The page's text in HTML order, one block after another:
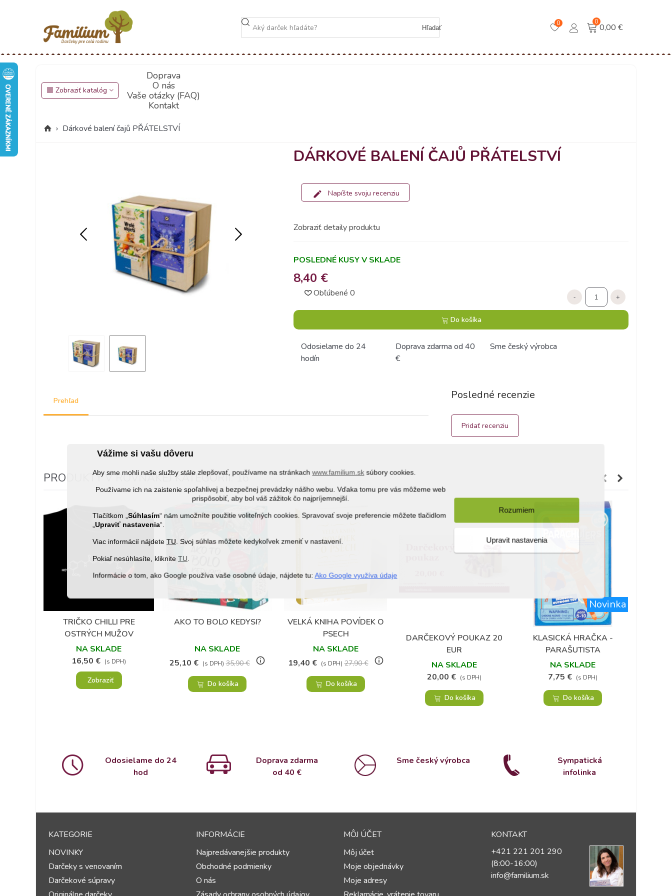
Vážime si vašu dôveru
Aby sme mohli naše služby stále zlepšovať, používame na stránkachwww.familium.sk súbory cookies.
Používame ich na zaistenie spoľahlivej a bezpečnej prevádzky nášho webu. Vďaka tomu pre vás môžeme web
prispôsobiť, aby bol váš zážitok čo najpríjemnejší.
Tlačítkom „Súhlasím“ nám umožníte použitie voliteľných cookies. Spravovať svoje preferencie môžete tlačidlom
„Upraviť nastavenia“.
Viac informácií nájdete TU . Svoj súhlas môžete kedykoľvek zmeniť v nastavení.
Pokiaľ nesúhlasíte, klikniteTU
Informácie o tom, ako Google používa vaše osobné údaje, nájdete tu: Ako Google využíva údaje
Rozumiem
Upravit nastavenia
Hľadať
0 0
0,00 €
Zobraziť katalóg
Doprava
O nás
Vaše otázky (FAQ)
Kontakt
› Dárkové balení čajů PŘÁTELSTVÍ
DÁRKOVÉ BALENÍ ČAJŮ PŘÁTELSTVÍ
Napíšte svoju recenziu
Zobraziť detaily produktu
POSLEDNÉ KUSY V SKLADE
8,40 €
Obľúbené 0 - +
Do košíka
Odosielame do 24
hodín
Doprava zdarma od 40
€
Sme český výrobca
Prehľad Posledné recenzie
Pridať recenziu
PRODUKTY V ROVNAKEJ KATEGÓRII: 16
Obľúbené
TRIČKO CHILLI PRE
OSTRÝCH MUŽOV
NA SKLADE
16,50 € (s DPH)
Zobraziť
Obľúbené
AKO TO BOLO KEDYSI?
NA SKLADE
25,10 € (s DPH) 35,90 € info_outline
(67)
Do košíka
Obľúbené
VELKÁ KNIHA POVÍDEK O
PSECH
NA SKLADE
19,40 € (s DPH) 27,90 € info_outline
Do košíka
Obľúbené
DARČEKOVÝ POUKAZ 20
EUR
NA SKLADE
20,00 € (s DPH)
Do košíka
Novinka
Obľúbené
KLASICKÁ HRAČKA -
PARAŠUTISTA
NA SKLADE
7,75 € (s DPH)
Do košíka
Odosielame do 24
hod
Doprava zdarma
od 40 €
Sme český výrobca
Sympatická
infolinka
KATEGORIE
NOVINKY
Darčeky s venovaním
Darčekové súpravy
INFORMÁCIE
Najpredávanejšie produkty
Obchodné podmienky
O nás
MÔJ ÚČET
Môj účet
Moje objednávky
Moje adresy
KONTAKT
+421 221 201 290
(8:00-16:00)
info@familium.sk